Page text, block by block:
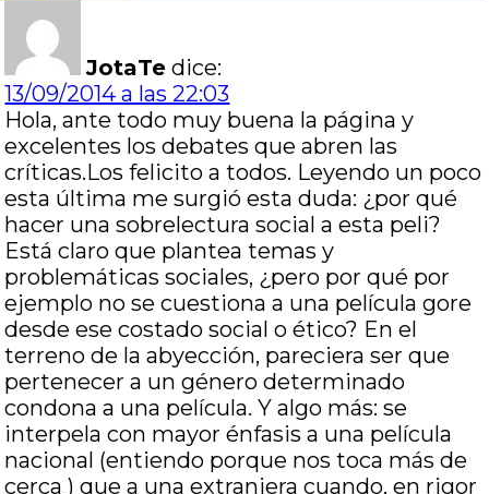
JotaTe dice:
13/09/2014 a las 22:03
Hola, ante todo muy buena la página y
excelentes los debates que abren las
críticas.Los felicito a todos. Leyendo un poco
esta última me surgió esta duda: ¿por qué
hacer una sobrelectura social a esta peli?
Está claro que plantea temas y
problemáticas sociales, ¿pero por qué por
ejemplo no se cuestiona a una película gore
desde ese costado social o ético? En el
terreno de la abyección, pareciera ser que
pertenecer a un género determinado
condona a una película. Y algo más: se
interpela con mayor énfasis a una película
nacional (entiendo porque nos toca más de
cerca ) que a una extranjera cuando, en rigor